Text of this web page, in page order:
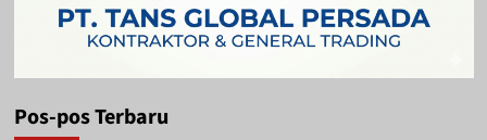
Pos-pos Terbaru